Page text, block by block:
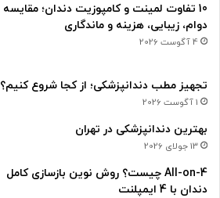
10 تفاوت لمینت و کامپوزیت دندان؛ مقایسه
دوام، زیبایی، هزینه و ماندگاری
4 آگوست 2026
تجهیز مطب دندانپزشکی؛ از کجا شروع کنیم؟
1 آگوست 2026
بهترین دندانپزشکی در تهران
13 جولای 2026
All-on-4 چیست؟ روش نوین بازسازی کامل
دندان با 4 ایمپلنت